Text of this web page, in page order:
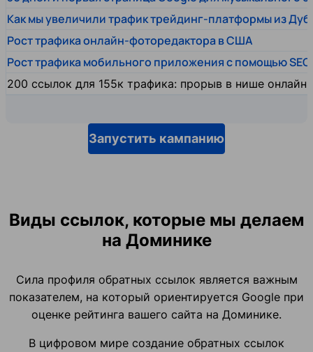
Как мы увеличили трафик трейдинг-платформы из
Рост трафика онлайн-фоторедактора в США
Рост трафика мобильного приложения с помощью SEO
200 ссылок для 155к трафика: прорыв в нише
Запустить кампанию
Виды ссылок, которые мы делаем
на Доминике
Сила профиля обратных ссылок является важным
показателем, на который ориентируется Google при
оценке рейтинга вашего сайта на Доминике.
В цифровом мире создание обратных ссылок